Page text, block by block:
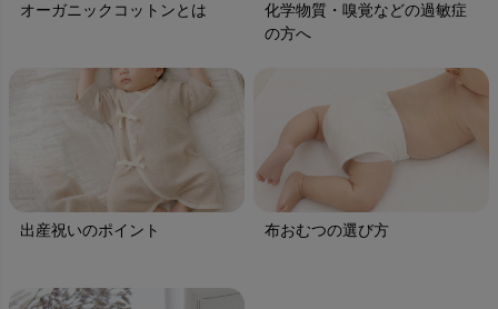
オーガニックコットンとは
化学物質・嗅覚などの過敏症
の方へ
出産祝いのポイント 布おむつの選び方